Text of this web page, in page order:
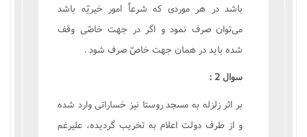
باشد در هر موردى که شرعاً امور خيريّه باشد
مى‌توان صرف نمود و اگر در جهت خاصّى وقف
شده بايد در همان جهت خاصّ صرف شود .
سوال 2 :
بر اثر زلزله به مسجد روستا نيز خساراتى وارد شده
و از طرف دولت اعلام به تخريب گرديده، عليرغم